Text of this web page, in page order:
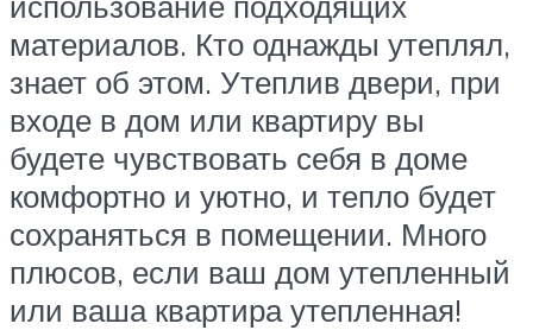
материалов. Кто однажды утеплял,
знает об этом. Утеплив двери, при
входе в дом или квартиру вы
будете чувствовать себя в доме
комфортно и уютно, и тепло будет
сохраняться в помещении. Много
плюсов, если ваш дом утепленный
или ваша квартира утепленная!